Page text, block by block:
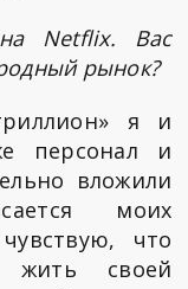
Netflix. Вас
рынок?
я и
персонал и
вложили
моих
что
своей